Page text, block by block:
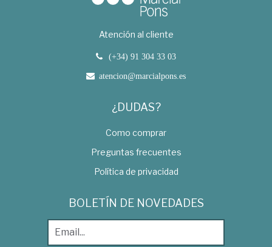
Atención al cliente
(+34) 91 304 33 03
atencion@marcialpons.es
¿DUDAS?
Como comprar
Preguntas frecuentes
Política de privacidad
BOLETÍN DE NOVEDADES